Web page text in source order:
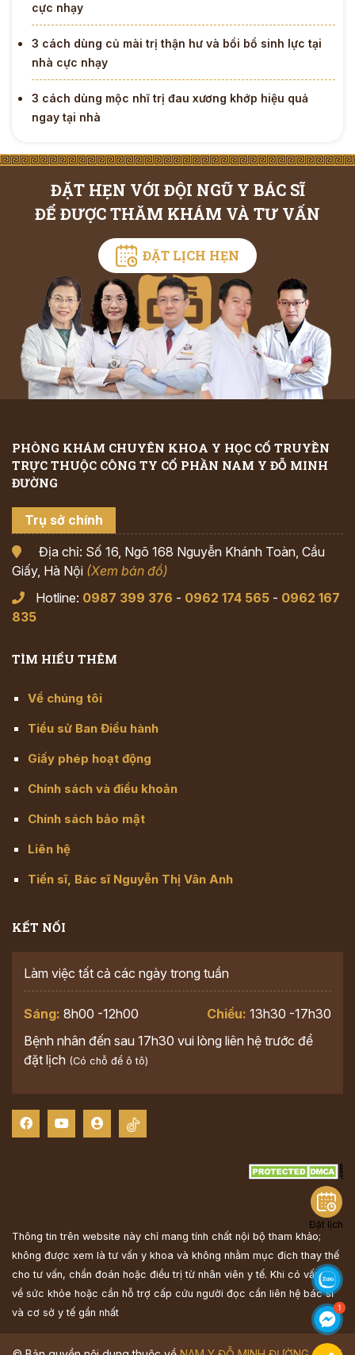
cực nhạy
3 cách dùng củ mài trị thận hư và bồi bổ sinh lực tại
nhà cực nhạy
3 cách dùng mộc nhĩ trị đau xương khớp hiệu quả
ngay tại nhà
ĐẶT HẸN VỚI ĐỘI NGŨ Y BÁC SĨ
ĐỂ ĐƯỢC THĂM KHÁM VÀ TƯ VẤN
ĐẶT LỊCH HẸN
PHÒNG KHÁM CHUYÊN KHOA Y HỌC CỔ TRUYỀN
TRỰC THUỘC CÔNG TY CỔ PHẦN NAM Y ĐỖ MINH
ĐƯỜNG
Trụ sở chính
Địa chỉ: Số 16, Ngõ 168 Nguyễn Khánh Toàn, Cầu
Giấy, Hà Nội (Xem bản đồ)
Hotline: 0987 399 376 - 0962 174 565 - 0962 167
835
TÌM HIỂU THÊM
Về chúng tôi
Tiểu sử Ban Điều hành
Giấy phép hoạt động
Chính sách và điều khoản
Chính sách bảo mật
Liên hệ
Tiến sĩ, Bác sĩ Nguyễn Thị Vân Anh
KẾT NỐI
Làm việc tất cả các ngày trong tuần
Sáng: 8h00 -12h00 Chiều: 13h30 -17h30
Bệnh nhân đến sau 17h30 vui lòng liên hệ trước để
đặt lịch (Có chỗ để ô tô)
Thông tin trên website này chỉ mang tính chất nội bộ tham khảo;
không được xem là tư vấn y khoa và không nhằm mục đích thay thế
cho tư vấn, chẩn đoán hoặc điều trị từ nhân viên y tế. Khi có vấn đề
về sức khỏe hoặc cần hỗ trợ cấp cứu người đọc cần liên hệ bác sĩ
và cơ sở y tế gần nhất
Đặt lịch